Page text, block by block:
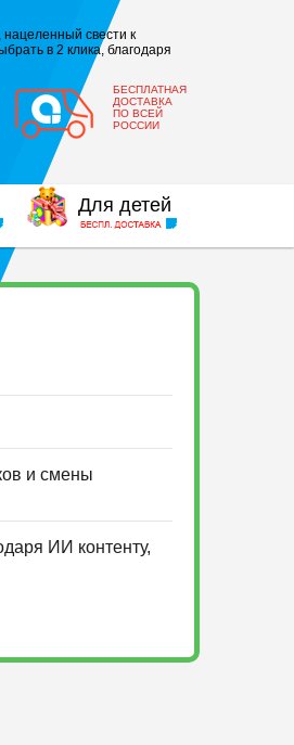
свести к
в 2 клика, благодаря
БЕСПЛАТНАЯ
ДОСТАВКА
ПО ВСЕЙ
РОССИИ
Для детей
и смены
ИИ контенту,